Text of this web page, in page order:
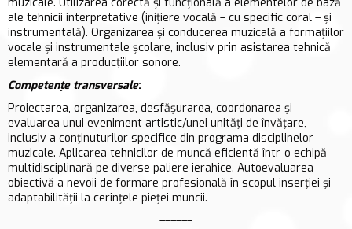
ale tehnicii interpretative (iniţiere vocală – cu specific coral – şi
instrumentală). Organizarea şi conducerea muzicală a formaţiilor
vocale şi instrumentale şcolare, inclusiv prin asistarea tehnică
elementară a producţiilor sonore.
Competenţe transversale:
Proiectarea, organizarea, desfăşurarea, coordonarea şi
evaluarea unui eveniment artistic/unei unităţi de învăţare,
inclusiv a conţinuturilor specifice din programa disciplinelor
muzicale. Aplicarea tehnicilor de muncă eficientă într-o echipă
multidisciplinară pe diverse paliere ierahice. Autoevaluarea
obiectivă a nevoii de formare profesională în scopul inserţiei şi
adaptabilităţii la cerinţele pieţei muncii.
––––––